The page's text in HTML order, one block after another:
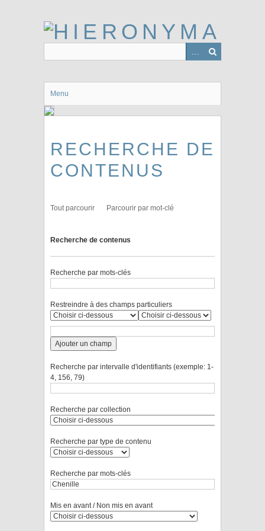
Menu
RECHERCHE DE
CONTENUS
Tout parcourir Parcourir par mot-clé
Recherche de contenus
Recherche par mots-clés
Restreindre à des champs particuliers
Ajouter un champ
Recherche par intervalle d'identifiants (exemple: 1-
4, 156, 79)
Recherche par collection
Recherche par type de contenu
Recherche par mots-clés
Mis en avant / Non mis en avant